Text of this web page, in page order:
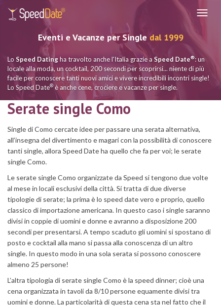
Eventi e Vacanze per Single dal 1999
Lo Speed Datingha travolto anche l'Italia grazie a Speed Date®: un
locale alla moda, un cocktail, 200 secondi per scoprirsi... niente di più
facile per conoscere tanti nuovi amici e vivere incredibili incontri single!
Lo Speed Date® è anche cene, crociere e vacanze per single.
Serate single Como
Single di Como cercate idee per passare una serata alternativa,
all’insegna del divertimento e magari con la possibilità di conoscere
tanti single, allora Speed Date ha quello che fa per voi; le serate
single Como.
Le serate single Como organizzate da Speed si tengono due volte
al mese in locali esclusivi della città. Si tratta di due diverse
tipologie di serate; la prima è lo speed date vero e proprio, quello
classico di importazione americana. In questo caso i single saranno
divisi in coppie di uomini e donne e avranno a disposizione 200
secondi per presentarsi. A tempo scaduto gli uomini si spostano di
posto e cocktail alla mano si passa alla conoscenza di un altro
single. In questo modo in una sola serata si possono conoscere
almeno 25 persone!
L’altra tipologia di serate single Como è la speed dinner; cioè una
cena organizzata in tavoli da 8/10 persone equamente divisi tra
uomini e donne. La particolarità di questa cena sta nel fatto che il